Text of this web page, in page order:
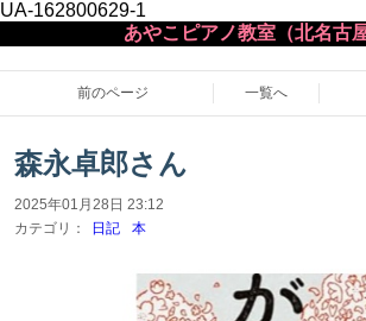
UA-162800629-1
あやこピアノ教室（北名古屋
前のページ 一覧へ
森永卓郎さん
2025年01月28日 23:12
カテゴリ：
日記 本